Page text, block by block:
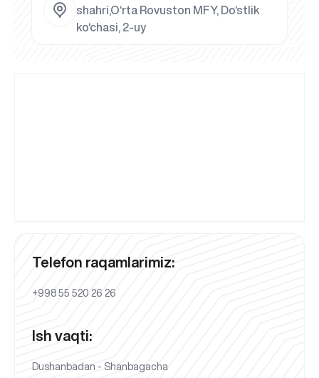
shahri,O‘rta Rovuston MFY, Do‘stlik
ko‘chasi, 2-uy
Telefon raqamlarimiz:
+998 55 520 26 26
Ish vaqti:
Dushanbadan - Shanbagacha